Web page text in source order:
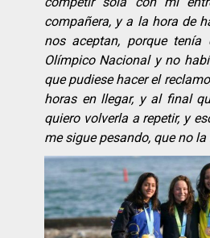
compañera, y a la hora de
nos aceptan, porque tenía
Olímpico Nacional y no habí
que pudiese hacer el
horas en llegar, y al final
quiero volverla a repetir, y
me sigue pesando, que no la